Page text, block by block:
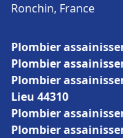
Ronchin, France
Plombier
Plombier
Plombier
Lieu 44310
Plombier
Plombier